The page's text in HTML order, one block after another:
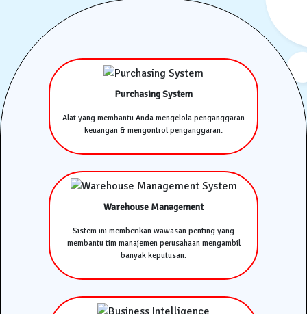
Purchasing System
Alat yang membantu Anda mengelola penganggaran
keuangan & mengontrol penganggaran.
Warehouse Management
Sistem ini memberikan wawasan penting yang
membantu tim manajemen perusahaan mengambil
banyak keputusan.